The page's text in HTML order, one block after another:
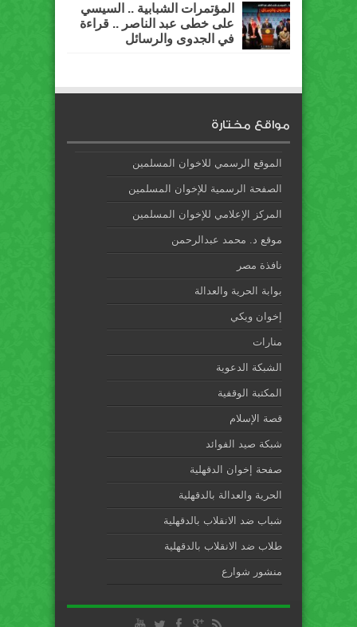
المؤتمرات الشبابية .. السيسي
على خطى عبد الناصر .. قراءة
في الجدوى والرسائل
مواقع مختارة
الموقع الرسمي للاخوان المسلمين
الصفحة الرسمية للإخوان المسلمين
المركز الإعلامي للإخوان المسلمين
موقع د. محمد عبدالرحمن
نافذة مصر
بوابة الحرية والعدالة
إخوان ويكي
منارات
الشبكة الدعوية
المكتبة الوقفية
قصة الإسلام
شبكة صيد الفوائد
صفحة إخوان الدقهلية
الحرية والعدالة بالدقهلية
شباب ضد الانقلاب بالدقهلية
طلاب ضد الانقلاب بالدقهلية
منشور شوارع